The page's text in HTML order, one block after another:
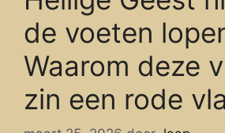
de voeten
Waarom deze
zin een rode